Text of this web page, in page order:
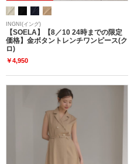
INGNI(イング)
【SOELA】【8／10 24時までの限定
価格】金ボタントレンチワンピース(ク
ロ)
￥4,950